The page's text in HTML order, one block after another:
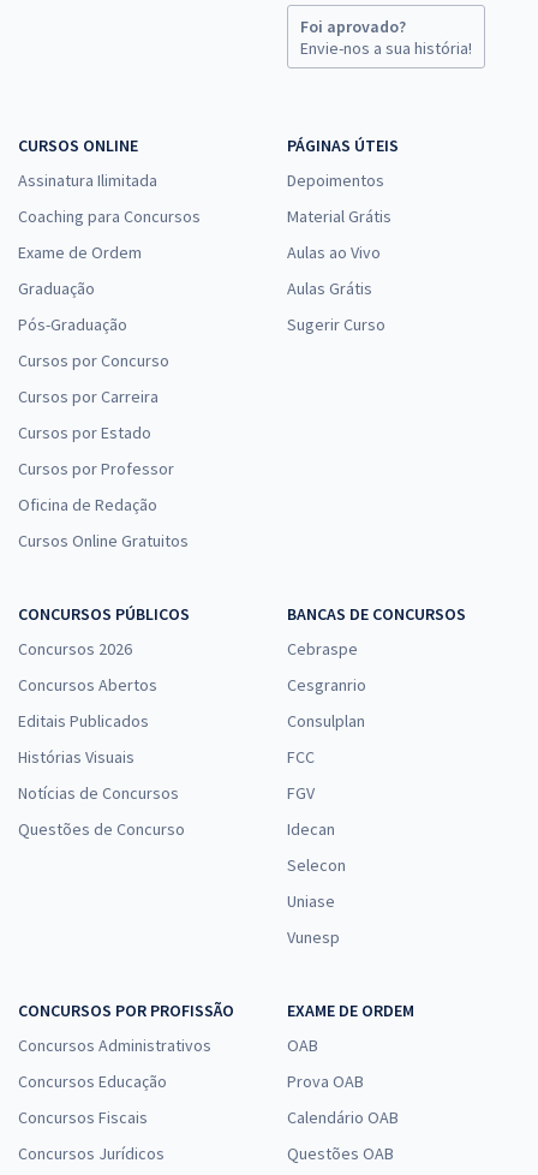
Foi aprovado?
Envie-nos a sua história!
CURSOS ONLINE
Assinatura Ilimitada
Coaching para Concursos
Exame de Ordem
Graduação
Pós-Graduação
Cursos por Concurso
Cursos por Carreira
Cursos por Estado
Cursos por Professor
Oficina de Redação
Cursos Online Gratuitos
PÁGINAS ÚTEIS
Depoimentos
Material Grátis
Aulas ao Vivo
Aulas Grátis
Sugerir Curso
CONCURSOS PÚBLICOS
Concursos 2026
Concursos Abertos
Editais Publicados
Histórias Visuais
Notícias de Concursos
Questões de Concurso
BANCAS DE CONCURSOS
Cebraspe
Cesgranrio
Consulplan
FCC
FGV
Idecan
Selecon
Uniase
Vunesp
CONCURSOS POR PROFISSÃO
Concursos Administrativos
Concursos Educação
Concursos Fiscais
Concursos Jurídicos
EXAME DE ORDEM
OAB
Prova OAB
Calendário OAB
Questões OAB